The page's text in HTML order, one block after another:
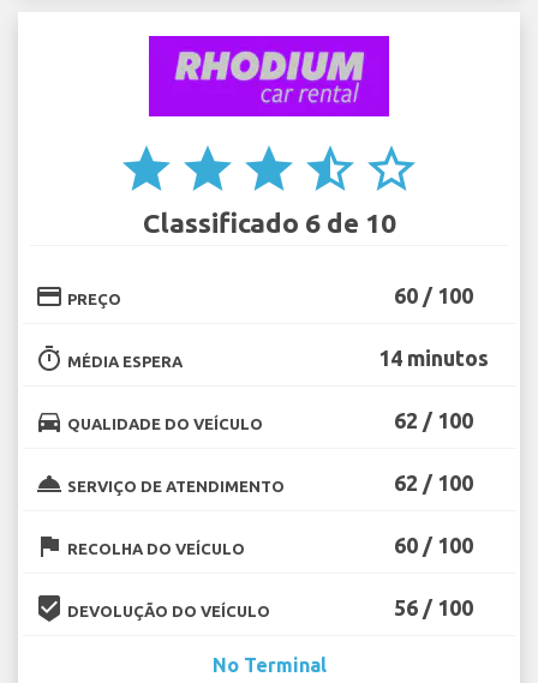
star star star star_half star_border
Classificado 6 de 10
credit_card PREÇO 60 / 100
timer MÉDIA ESPERA 14 minutos
directions_car QUALIDADE DO VEÍCULO 62 / 100
room_service SERVIÇO DE ATENDIMENTO 62 / 100
flag RECOLHA DO VEÍCULO 60 / 100
beenhere DEVOLUÇÃO DO VEÍCULO 56 / 100
No Terminal